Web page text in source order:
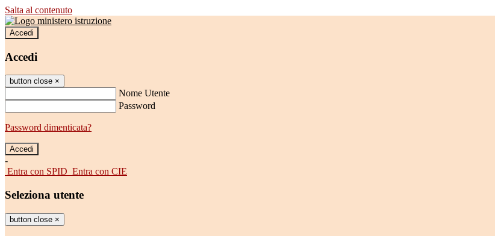
Salta al contenuto
Accedi
Accedi
button close ×
Nome Utente
Password
Password dimenticata?
-
Entra con SPID Entra con CIE
Seleziona utente
button close ×